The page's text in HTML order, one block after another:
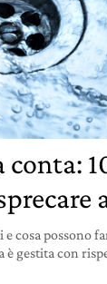
conta:
e cosa possono
è gestita con